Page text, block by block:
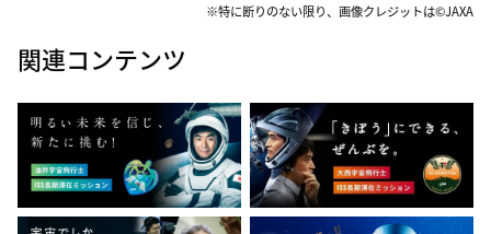
※特に断りのない限り、画像クレジットは©JAXA
関連コンテンツ